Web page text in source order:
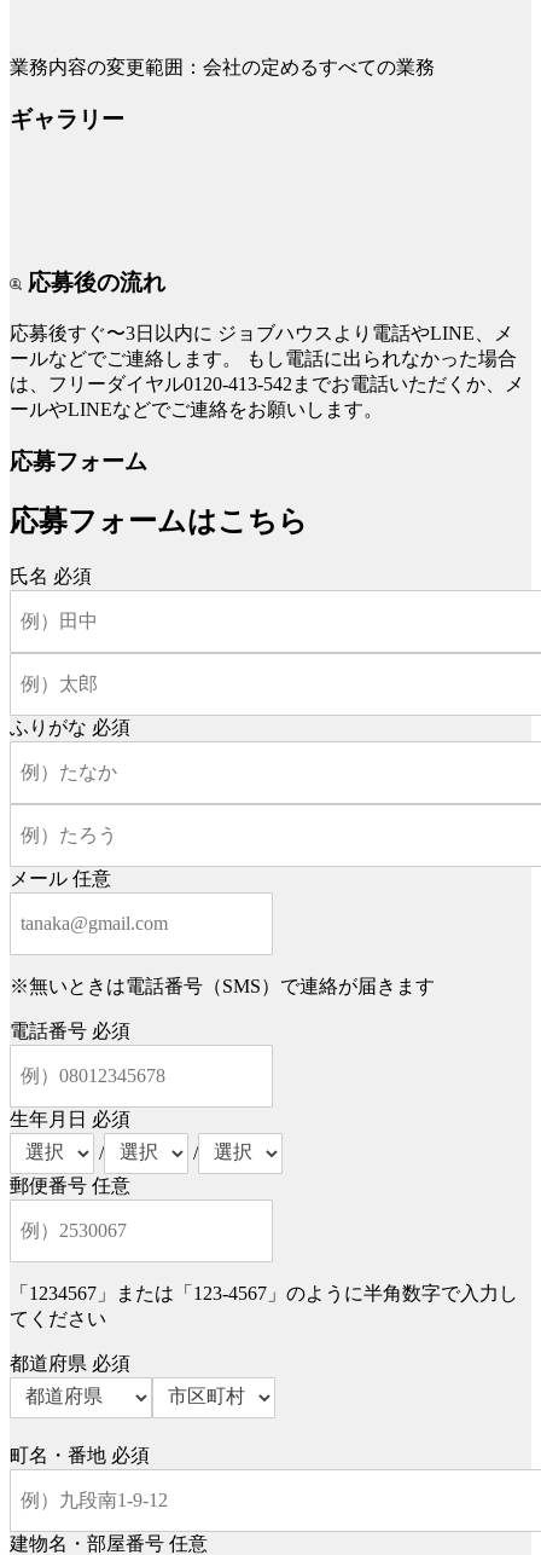
業務内容の変更範囲：会社の定めるすべての業務
ギャラリー
応募後の流れ
応募後すぐ〜3日以内に ジョブハウスより電話やLINE、メ
ールなどでご連絡します。
もし電話に出られなかった場合
は、フリーダイヤル0120-413-542までお電話いただくか、メ
ールやLINEなどでご連絡をお願いします。
応募フォーム
応募フォームはこちら
氏名 必須
ふりがな 必須
メール 任意
※無いときは電話番号（SMS）で連絡が届きます
電話番号 必須
生年月日 必須
/
/
郵便番号 任意
「1234567」または「123-4567」のように半角数字で入力し
てください
都道府県 必須
町名・番地 必須
建物名・部屋番号 任意